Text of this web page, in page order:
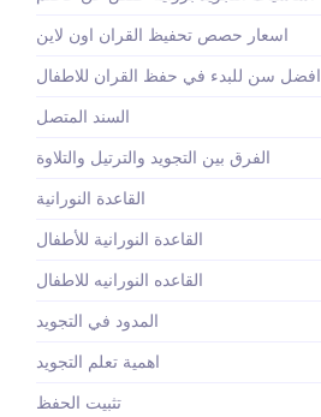
اسعار حصص تحفيظ القران اون لاين
افضل سن للبدء في حفظ القران للاطفال
السند المتصل
الفرق بين التجويد والترتيل والتلاوة
القاعدة النورانية
القاعدة النورانية للأطفال
القاعده النورانيه للاطفال
المدود في التجويد
اهمية تعلم التجويد
تثبيت الحفظ